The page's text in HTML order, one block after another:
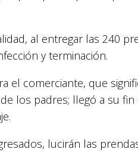
al entregar las 240
y terminación.
el comerciante, que
los padres; llegó a su
lucirán las